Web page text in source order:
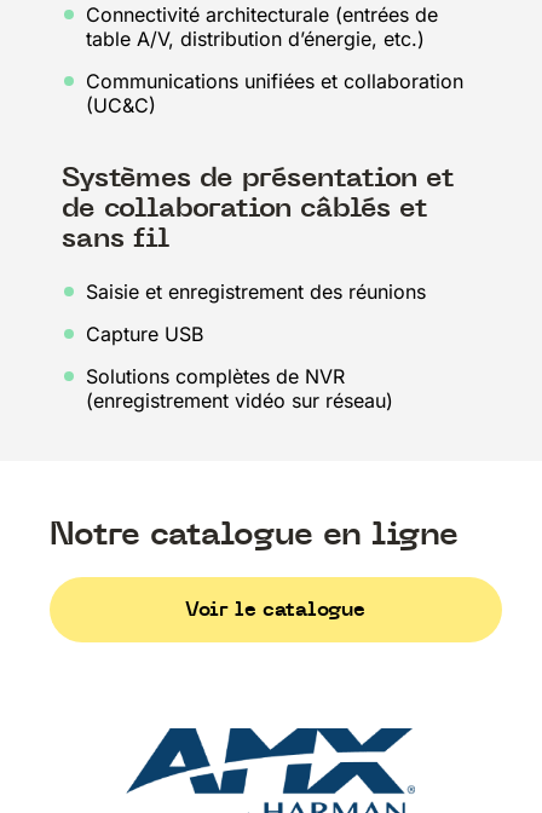
Connectivité architecturale (entrées de
table A/V, distribution d’énergie, etc.)
Communications unifiées et collaboration
(UC&C)
Systèmes de présentation et
de collaboration câblés et
sans fil
Saisie et enregistrement des réunions
Capture USB
Solutions complètes de NVR
(enregistrement vidéo sur réseau)
Notre catalogue en ligne
Voir le catalogue